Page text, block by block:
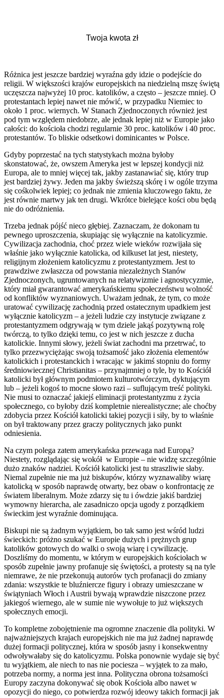
Różnica jest jeszcze bardziej wyraźna gdy idzie o podejście do
religii. W większości krajów europejskich na niedzielną mszę świętą
uczęszcza najwyżej 10 proc. katolików, a często – jeszcze mniej. O
protestantach lepiej nawet nie mówić, w przypadku Niemiec to
około 1 proc. wiernych. W Stanach Zjednoczonych również jest
pod tym względem niedobrze, ale jednak lepiej niż w Europie jako
całości: do kościoła chodzi regularnie 30 proc. katolików i 40 proc.
protestantów. To bliskie odsetkowi dominicantes w Polsce.
Gdyby poprzestać na tych statystykach można byłoby
skonstatować, że, owszem Ameryka jest w lepszej kondycji niż
Europa, ale to mniej więcej tak, jakby zastanawiać się, który trup
jest bardziej żywy. Jeden ma jakby świeższą skórę i w ogóle trzyma
się cośkolwiek lepiej; co jednak nie zmienia kluczowego faktu, że
jest równie martwy jak ten drugi. Wkrótce bielejące kości obu będą
nie do odróżnienia.
Trzeba jednak pójść nieco głębiej. Zaznaczam, że dokonam tu
pewnego uproszczenia, skupiając się wyłącznie na katolicyzmie.
Cywilizacja zachodnia, choć przez wiele wieków rozwijała się
właśnie jako wyłącznie katolicka, od kilkuset lat jest, niestety,
religijnym złożeniem katolicyzmu z protestantyzmem. Jest to
prawdziwe zwłaszcza od powstania niezależnych Stanów
Zjednoczonych, ugruntowanych na relatywizmie i agnostycyzmie,
który miał gwarantować amerykańskiemu społeczeństwu wolność
od konfliktów wyznaniowych. Uważam jednak, że tym, co może
uratować cywilizację zachodnią przed ostatecznym upadkiem jest
wyłącznie katolicyzm – a jeżeli ludzie czy instytucje związane z
protestantyzmem odgrywają w tym dziele jakąś pozytywną rolę
twórczą, to tylko dzięki temu, co jest w nich jeszcze z ducha
katolickie. Innymi słowy, jeżeli świat zachodni ma przetrwać, to
tylko przezwyciężając swoją tożsamość jako złożenia elementów
katolickich i protestanckich i wracając w jakimś stopniu do formy
średniowiecznej Christianitas – przynajmniej o tyle, by to Kościół
katolicki był głównym podmiotem kulturotwórczym, dyktującym
lub – jeżeli kogoś to mocne słowo razi – suflującym treść polityki.
Nie musi to oznaczać jakiejś eliminacji protestantyzmu z życia
społecznego, co byłoby dziś kompletnie nierealistyczne; ale choćby
zdobycia przez Kościół katolicki takiej pozycji i siły, by to właśnie
on był traktowany przez graczy politycznych jako punkt
odniesienia.
Na czym polega zatem amerykańska przewaga nad Europą?
Niestety, rozglądając się wokół w Europie – nie widzę szczególnie
dużo znaków nadziei. Kościół katolicki jest tu straszliwie słaby.
Niemal zupełnie nie ma już biskupów, którzy wyznawaliby wiarę
katolicką w sposób naprawdę otwarty, bez obaw o konfrontację ze
światem liberalnym. Może zdarzy się tu i ówdzie jakiś bardziej
wymowny hierarcha, ale zasadniczo opcja ugody z porządkiem
świeckim jest wyraźnie dominująca.
Biskupi nie są żadnym wyjątkiem, bo tak samo jest wśród ludzi
świeckich: próżno szukać w Europie dużych i prężnych grup
katolików gotowych do walki o swoją wiarę i cywilizację.
Doszliśmy do momentu, w którym w europejskich kościołach w
sposób zupełnie jawny profanuje się świętości, a protesty są na tyle
niemrawe, że nie przekonują autorów tych profanacji do zmiany
zdania: wszystkie te bluźniercze figury i obrazy umieszczane w
świątyniach Włoch i Austrii bywają wprawdzie niszczone przez
jakiegoś wiernego, ale w sumie nie wywołuje to już większych
społecznych emocji.
To kompletne zobojętnienie ma ogromne znaczenie dla polityki. W
najważniejszych krajach europejskich nie ma już żadnej naprawdę
dużej formacji politycznej, która w sposób jasny i konsekwentny
odwoływałaby się do katolicyzmu. Polska ponownie wydaje się być
tu wyjątkiem, ale niech to nas nie pociesza – wyjątek to za mało,
potrzeba normy, a norma jest inna. Polityczna obrona tożsamości
Europy zaczyna dokonywać się obok Kościoła albo nawet w
opozycji do niego, co potwierdza rozwój ideowy takich formacji jak